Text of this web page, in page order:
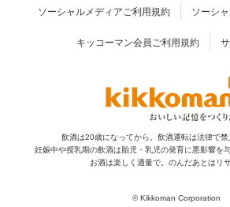
ソーシャルメディアご利用規約 ソーシ
キッコーマン会員ご利用規約
飲酒は20歳になってから。飲酒運転は法律で禁
妊娠中や授乳期の飲酒は胎児・乳児の発育に悪影響を
お酒は楽しく適量で。のんだあとはリサ
© Kikkoman Corporation